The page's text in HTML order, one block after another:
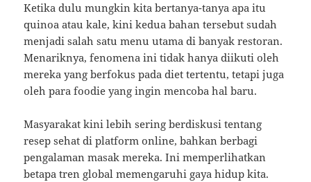
Ketika dulu mungkin kita bertanya-tanya apa itu
quinoa atau kale, kini kedua bahan tersebut sudah
menjadi salah satu menu utama di banyak restoran.
Menariknya, fenomena ini tidak hanya diikuti oleh
mereka yang berfokus pada diet tertentu, tetapi juga
oleh para foodie yang ingin mencoba hal baru.
Masyarakat kini lebih sering berdiskusi tentang
resep sehat di platform online, bahkan berbagi
pengalaman masak mereka. Ini memperlihatkan
betapa tren global memengaruhi gaya hidup kita.